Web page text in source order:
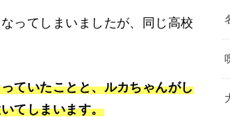
ってしまいましたが、同じ高校
ていたことと、ルカちゃんがし
てしまいます。